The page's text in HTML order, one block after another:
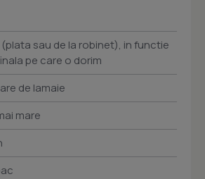
(plata sau de la robinet), in functie
pe care o dorim
de lamaie
mare